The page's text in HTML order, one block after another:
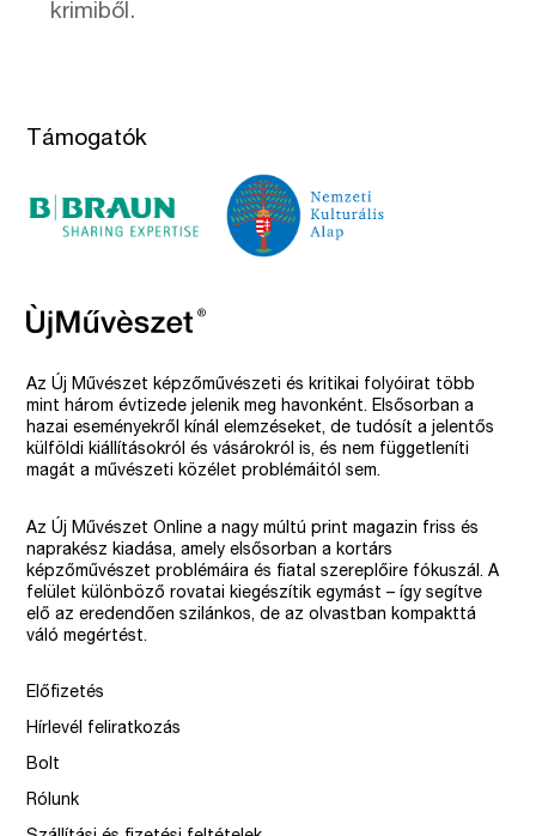
krimiből.
Támogatók
Az Új Művészet képzőművészeti és kritikai folyóirat több
mint három évtizede jelenik meg havonként. Elsősorban a
hazai eseményekről kínál elemzéseket, de tudósít a jelentős
külföldi kiállításokról és vásárokról is, és nem függetleníti
magát a művészeti közélet problémáitól sem.
Az Új Művészet Online a nagy múltú print magazin friss és
naprakész kiadása, amely elsősorban a kortárs
képzőművészet problémáira és fiatal szereplőire fókuszál. A
felület különböző rovatai kiegészítik egymást – így segítve
elő az eredendően szilánkos, de az olvastban kompakttá
váló megértést.
Előfizetés
Hírlevél feliratkozás
Bolt
Rólunk